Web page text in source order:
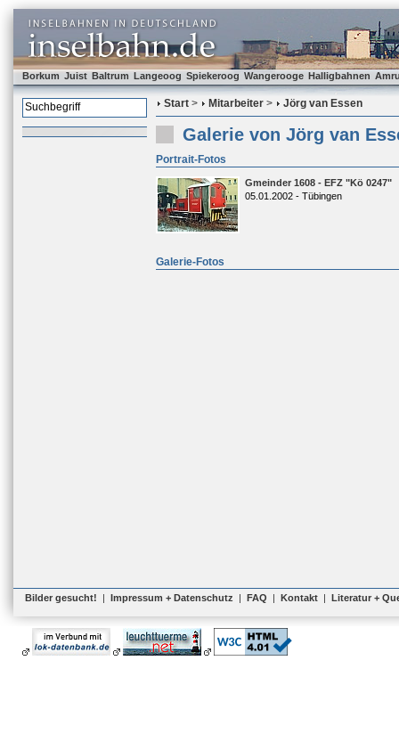
Borkum Juist Baltrum Langeoog Spiekeroog Wangerooge Halligbahnen
Start > Mitarbeiter > Jörg van Essen
Galerie von Jörg van
Portrait-Fotos
Gmeinder 1608 - EFZ "Kö 0247"
05.01.2002 - Tübingen
Galerie-Fotos
Bilder gesucht! | Impressum + Datenschutz | FAQ | Kontakt | Literatur +